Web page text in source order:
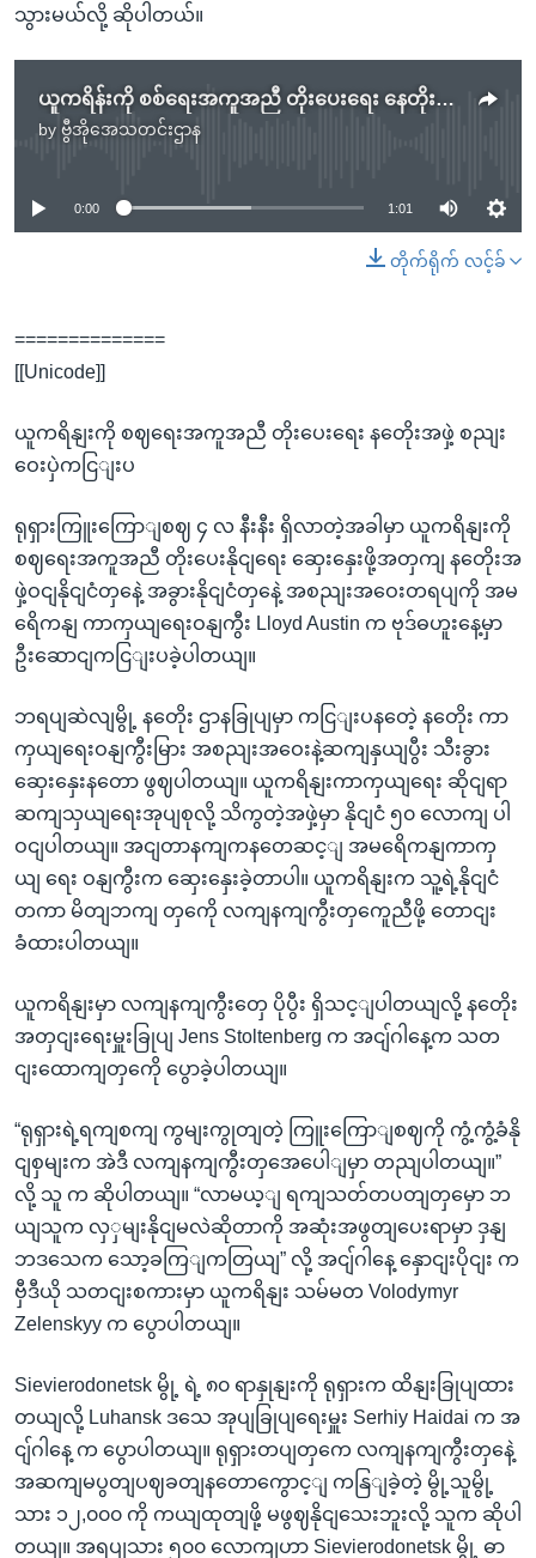
သွားမယ်လို့ ဆိုပါတယ်။
ယူကရိန်းကို စစ်ရေးအကူအညီ တိုးပေးရေး နေတိုးအဖွဲ့ စည်းဝေးပွဲကျင်းပ
by ဗွီအိုအေသတင်းဌာန
No media source currently available
0:00 1:01
တိုက်ရိုက် လင့်ခ်
==============
[[Unicode]]
ယူကရိနျးကို စဈရေးအကူအညီ တိုးပေးရေး နတေိုးအဖှဲ့ စညျး
ဝေးပှဲကငြျးပ
ရုရှားကြူးကြောျစဈ ၄ လ နီးနီး ရှိလာတဲ့အခါမှာ ယူကရိနျးကို
စဈရေးအကူအညီ တိုးပေးနိုငျ‌ရေး ဆှေးနှေးဖို့အတှကျ နတေိုးအ
ဖှဲ့ဝငျနိုငျငံတှနေဲ့ အခွားနိုငျငံတှနေဲ့ အစညျးအဝေးတရပျကို အမ
ရေိကနျ ကာကှယျရေးဝနျကွီး Lloyd Austin က ဗုဒ်ဓဟူးနေ့မှာ
ဦးဆောငျကငြျးပခဲ့ပါတယျ။
ဘရပျဆဲလျမွို့ နတေိုး ဌာနခြုပျမှာ ကငြျးပနတေဲ့ နတေိုး ကာ
ကှယျရေးဝနျကွီးမြား အစညျးအဝေးနဲ့ဆကျနှယျပွီး သီးခွား
ဆှေးနှေးနတော ဖွဈပါတယျ။ ယူကရိနျးကာကှယျရေး ဆိုငျရာ
ဆကျသှယျရေးအုပျစုလို့ သိကွတဲ့အဖှဲ့မှာ နိုငျငံ ၅၀ လောကျ ပါ
ဝငျပါတယျ။ အငျတာနကျကနတေဆင့ျ အမရေိကနျကာကှ
ယျ ရေး ဝနျကွီးက ဆှေးနှေးခဲ့တာပါ။ ယူကရိနျးက သူ့ရဲ့နိုငျငံ
တကာ မိတျဘကျ တှကေို လကျနကျကွီးတှကေူညီဖို့ တောငျး
ခံထားပါတယျ။
ယူကရိနျးမှာ လကျနကျကွီးတှေ ပိုပွီး ရှိသင့ျပါတယျလို့ နတေိုး
အတှငျးရေးမှူးခြုပျ Jens Stoltenberg က အငျ်ဂါနေ့က သတ
ငျးထောကျတှကေို ပွောခဲ့ပါတယျ။
“ရုရှားရဲ့ရကျစကျ ကွမျးကွုတျတဲ့ ကြူးကြောျစဈကို ကွံ့ကွံ့ခံနို
ငျစှမျးက အဲဒီ လကျနကျကွီးတှအေပေါျမှာ တညျပါတယျ။”
လို့ သူ က ဆိုပါတယျ။ “လာမယ့ျ ရကျသတ်တပတျတှမှော ဘ
ယျသူက လှှမျးနိုငျမလဲဆိုတာကို အဆုံးအဖွတျပေးရာမှာ ဒှနျ
ဘဒသေက သော့ခကြျကတြယျ” လို့ အငျ်ဂါနေ့ နှောငျးပိုငျး က
ဗှီဒီယို သတငျးစကားမှာ ယူကရိနျး သမ်မတ Volodymyr
Zelenskyy က ပွောပါတယျ။
Sievierodonetsk မွို့ ရဲ့ ၈၀ ရာနှုနျးကို ရုရှားက ထိနျးခြုပျထား
တယျလို့ Luhansk ဒသေ အုပျခြုပျရေးမှူး Serhiy Haidai က အ
ငျ်ဂါနေ့ က ပွောပါတယျ။ ရုရှားတပျတှကေ လကျနကျကွီးတှနေဲ့
အဆကျမပွတျပဈခတျနတောကွောင့ျ ကနြျခဲ့တဲ့ မွို့သူမွို့
သား ၁၂,၀၀၀ ကို ကယျထုတျဖို့ မဖွဈနိုငျသေးဘူးလို့ သူက ဆိုပါ
တယျ။ အရပျသား ၅၀၀ လောကျဟာ Sievierodonetsk မွို့ ဓာ